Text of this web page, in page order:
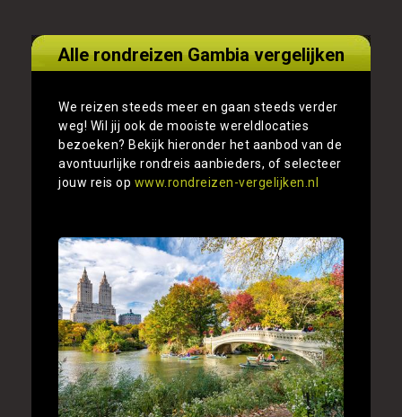
Alle rondreizen Gambia vergelijken
We reizen steeds meer en gaan steeds verder
weg! Wil jij ook de mooiste wereldlocaties
bezoeken? Bekijk hieronder het aanbod van de
avontuurlijke rondreis aanbieders, of selecteer
jouw reis op www.rondreizen-vergelijken.nl